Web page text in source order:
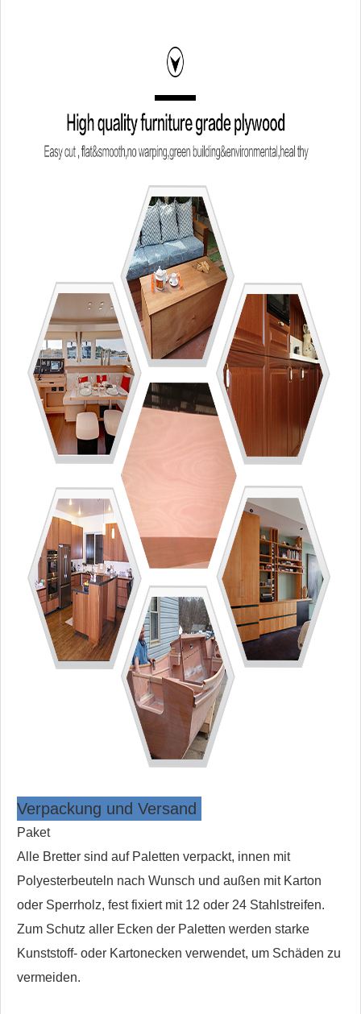
Verpackung und Versand
Paket
Alle Bretter sind auf Paletten verpackt, innen mit
Polyesterbeuteln nach Wunsch und außen mit Karton
oder Sperrholz, fest fixiert mit 12 oder 24 Stahlstreifen.
Zum Schutz aller Ecken der Paletten werden starke
Kunststoff- oder Kartonecken verwendet, um Schäden zu
vermeiden.